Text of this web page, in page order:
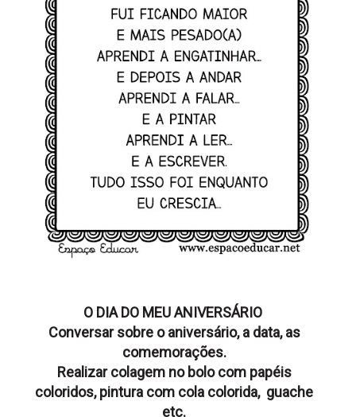
O DIA DO MEU ANIVERSÁRIO
Conversar sobre o aniversário, a data, as
comemorações.
Realizar colagem no bolo com papéis
coloridos, pintura com cola colorida, guache
etc.